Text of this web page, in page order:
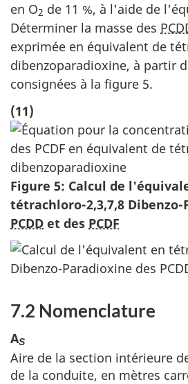
en O2 de 11 %, à l'aide de
Déterminer la masse des
exprimée en équivalent de
dibenzoparadioxine, à partir
consignées à la figure 5.
(11)
Figure 5: Calcul de
tétrachloro-2,3,7,8
PCDD et des PCDF
7.2 Nomenclature
AS
Aire de la section intérieure
de la conduite, en mètres